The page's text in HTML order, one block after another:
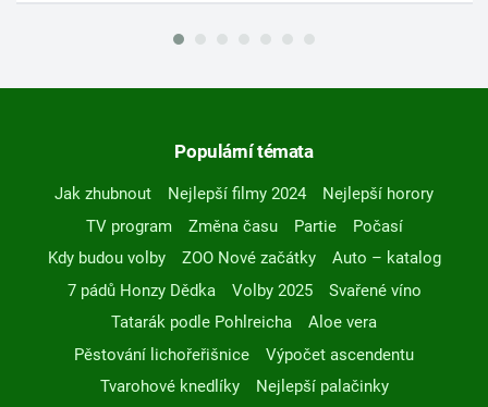
Populární témata
Jak zhubnout Nejlepší filmy 2024
Nejlepší horory
TV program
Změna času Partie
Počasí
Kdy budou volby
ZOO Nové začátky
Auto – katalog
7 pádů Honzy Dědka
Volby 2025
Svařené víno
Tatarák podle Pohlreicha
Aloe vera
Pěstování lichořeřišnice
Výpočet ascendentu
Tvarohové knedlíky
Nejlepší palačinky